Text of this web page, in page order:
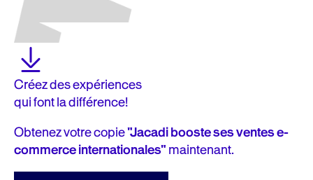
Créez des expériences
qui font la différence!
Obtenez votre copie"Jacadi booste ses ventes e-
commerce internationales"maintenant.